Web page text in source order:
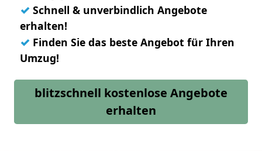
✓ Schnell & unverbindlich Angebote
erhalten!
✓ Finden Sie das beste Angebot für Ihren
Umzug!
blitzschnell kostenlose Angebote
erhalten